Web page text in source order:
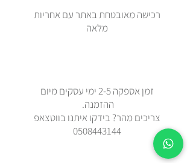
רכישה מאובטחת באתר עם אחריות
מלאה
זמן אספקה 2-5 ימי עסקים מיום
ההזמנה.
צריכים מהר? בידקו איתנו בווטצאפ
0508443144